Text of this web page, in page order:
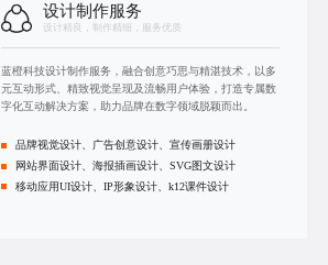
设计制作服务
设计精良，制作精细，服务优质
蓝橙科技设计制作服务，融合创意巧思与精湛技术，以多
元互动形式、精致视觉呈现及流畅用户体验，打造专属数
字化互动解决方案，助力品牌在数字领域脱颖而出。
品牌视觉设计、广告创意设计、宣传画册设计
网站界面设计、海报插画设计、SVG图文设计
移动应用UI设计、IP形象设计、k12课件设计